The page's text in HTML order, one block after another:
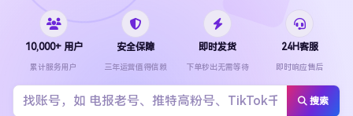
10,000+ 用户
累计服务用户
安全保障
三年运营值得信赖
即时发货
下单秒出无需等待
24H客服
即时响应售后
搜索